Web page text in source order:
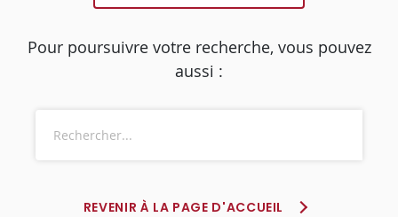
Pour poursuivre votre recherche, vous pouvez
aussi :
REVENIR À LA PAGE D'ACCUEIL